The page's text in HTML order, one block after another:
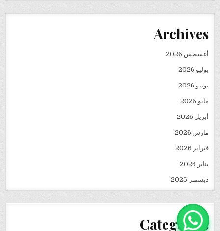
Archives
أغسطس 2026
يوليو 2026
يونيو 2026
مايو 2026
أبريل 2026
مارس 2026
فبراير 2026
يناير 2026
ديسمبر 2025
Categories